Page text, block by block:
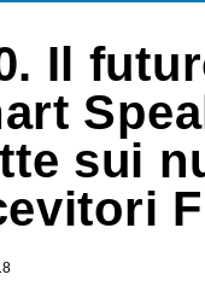
Il
sui